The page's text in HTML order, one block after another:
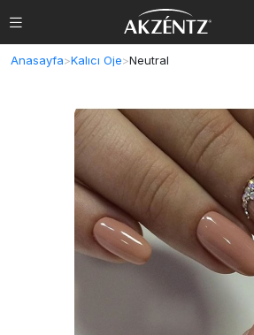
Anasayfa>Kalıcı Oje>Neutral